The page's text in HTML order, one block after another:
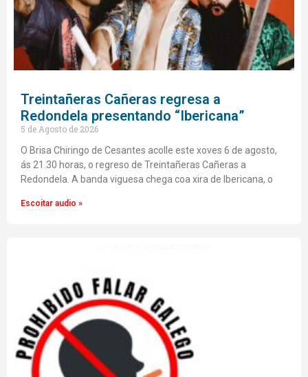
Treintañeras Cañeras regresa a
Redondela presentando “Ibericana”
5 de Agosto de 2026
O Brisa Chiringo de Cesantes acolle este xoves 6 de agosto,
ás 21.30 horas, o regreso de Treintañeras Cañeras a
Redondela. A banda viguesa chega coa xira de Ibericana, o
Escoitar audio »